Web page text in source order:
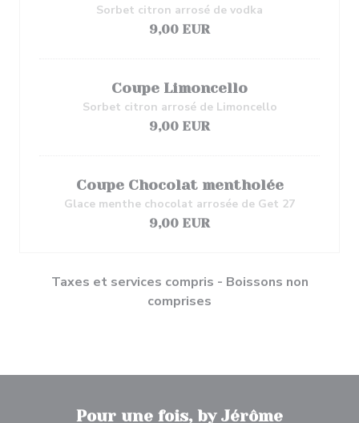
Sorbet citron arrosé de vodka
9,00 EUR
Coupe Limoncello
Sorbet citron arrosé de Limoncello
9,00 EUR
Coupe Chocolat mentholée
Glace menthe chocolat arrosée de Get 27
9,00 EUR
Taxes et services compris - Boissons non
comprises
Pour une fois, by Jérôme